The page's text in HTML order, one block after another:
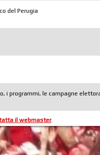
del Perugia
i programmi, le campagne
il webmaster.